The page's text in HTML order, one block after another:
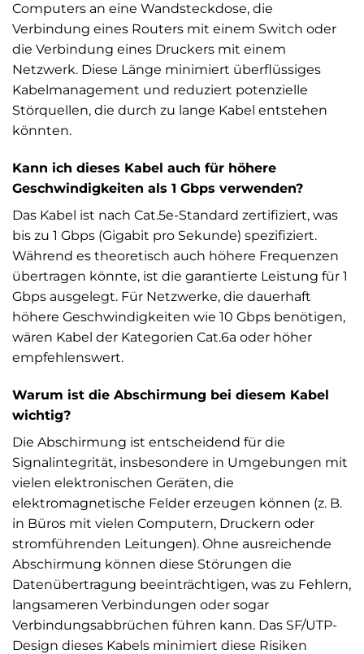
Computers an eine Wandsteckdose, die
Verbindung eines Routers mit einem Switch oder
die Verbindung eines Druckers mit einem
Netzwerk. Diese Länge minimiert überflüssiges
Kabelmanagement und reduziert potenzielle
Störquellen, die durch zu lange Kabel entstehen
könnten.
Kann ich dieses Kabel auch für höhere
Geschwindigkeiten als 1 Gbps verwenden?
Das Kabel ist nach Cat.5e-Standard zertifiziert, was
bis zu 1 Gbps (Gigabit pro Sekunde) spezifiziert.
Während es theoretisch auch höhere Frequenzen
übertragen könnte, ist die garantierte Leistung für 1
Gbps ausgelegt. Für Netzwerke, die dauerhaft
höhere Geschwindigkeiten wie 10 Gbps benötigen,
wären Kabel der Kategorien Cat.6a oder höher
empfehlenswert.
Warum ist die Abschirmung bei diesem Kabel
wichtig?
Die Abschirmung ist entscheidend für die
Signalintegrität, insbesondere in Umgebungen mit
vielen elektronischen Geräten, die
elektromagnetische Felder erzeugen können (z. B.
in Büros mit vielen Computern, Druckern oder
stromführenden Leitungen). Ohne ausreichende
Abschirmung können diese Störungen die
Datenübertragung beeinträchtigen, was zu Fehlern,
langsameren Verbindungen oder sogar
Verbindungsabbrüchen führen kann. Das SF/UTP-
Design dieses Kabels minimiert diese Risiken